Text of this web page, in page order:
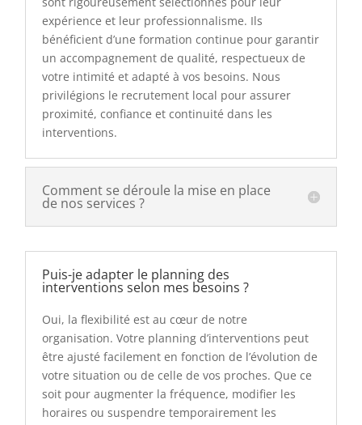
expérience et leur professionnalisme. Ils
bénéficient d’une formation continue pour garantir
un accompagnement de qualité, respectueux de
votre intimité et adapté à vos besoins. Nous
privilégions le recrutement local pour assurer
proximité, confiance et continuité dans les
interventions.
Comment se déroule la mise en place
de nos services ?
Puis-je adapter le planning des
interventions selon mes besoins ?
Oui, la flexibilité est au cœur de notre
organisation. Votre planning d’interventions peut
être ajusté facilement en fonction de l’évolution de
votre situation ou de celle de vos proches. Que ce
soit pour augmenter la fréquence, modifier les
horaires ou suspendre temporairement les